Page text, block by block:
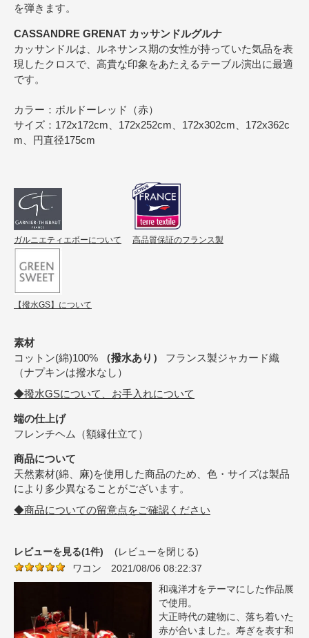
を弾きます。
CASSANDRE GRENAT カッサンドルグルナ
カッサンドルは、ルネサンス期の女性が持っていた気品を表
現したクロスで、高貴な印象をあたえるテーブル演出に最適
です。
カラー：ボルドーレッド（赤）
サイズ：172x172cm、172x252cm、172x302cm、172x362c
m、円直径175cm
ガルニエティエボーについて 高品質保証のフランス製
【撥水GS】について
素材
コットン(綿)100%
（撥水あり）
フランス製ジャカード織
（ナプキンは撥水なし）
◆撥水GSについて、お手入れについて
端の仕上げ
フレンチヘム（額縁仕立て）
商品について
天然素材(綿、麻)を使用した商品のため、色・サイズは製品
により多少異なることがございます。
◆商品についての留意点をご確認ください
レビューを見る(1件) (レビューを閉じる)
ワコン
2021/08/06 08:22:37
和魂洋才をテーマにした作品展
で使用。
大正時代の建物に、落ち着いた
赤が合いました。寿ぎを表す和